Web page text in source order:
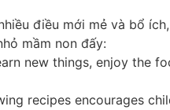
điều mới mẻ và bổ
mầm non đấy:
new things, enjoy the
recipes encourages